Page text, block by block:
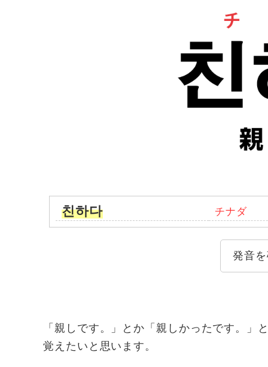
친하다 チナダ
発音
「親しです。」とか「親しかったです。
覚えたいと思います。